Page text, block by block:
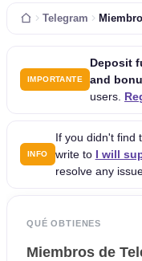
Telegram
IMPORTANTE
Deposit
and
users.
INFO
If you didn't find
write to I will
resolve any
QUÉ OBTIENES
Miembros de